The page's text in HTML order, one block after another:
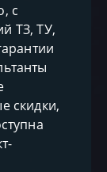
с
ТЗ, ТУ,
скидки,